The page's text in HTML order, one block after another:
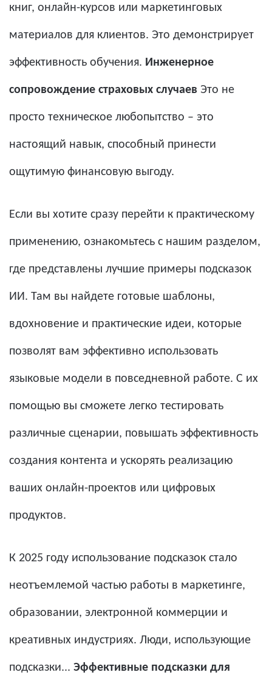
книг, онлайн-курсов или маркетинговых
материалов для клиентов. Это демонстрирует
эффективность обучения. Инженерное
сопровождение страховых случаев Это не
просто техническое любопытство – это
настоящий навык, способный принести
ощутимую финансовую выгоду.
Если вы хотите сразу перейти к практическому
применению, ознакомьтесь с нашим разделом,
где представлены лучшие примеры подсказок
ИИ. Там вы найдете готовые шаблоны,
вдохновение и практические идеи, которые
позволят вам эффективно использовать
языковые модели в повседневной работе. С их
помощью вы сможете легко тестировать
различные сценарии, повышать эффективность
создания контента и ускорять реализацию
ваших онлайн-проектов или цифровых
продуктов.
К 2025 году использование подсказок стало
неотъемлемой частью работы в маркетинге,
образовании, электронной коммерции и
креативных индустриях. Люди, использующие
подсказки... Эффективные подсказки для